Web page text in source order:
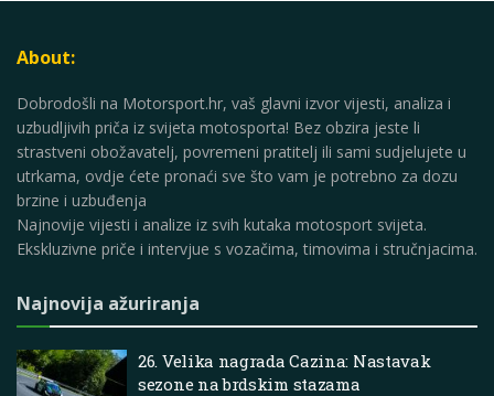
About:
Dobrodošli na Motorsport.hr, vaš glavni izvor vijesti, analiza i
uzbudljivih priča iz svijeta motosporta! Bez obzira jeste li
strastveni obožavatelj, povremeni pratitelj ili sami sudjelujete u
utrkama, ovdje ćete pronaći sve što vam je potrebno za dozu
brzine i uzbuđenja
Najnovije vijesti i analize iz svih kutaka motosport svijeta.
Ekskluzivne priče i intervjue s vozačima, timovima i stručnjacima.
Najnovija ažuriranja
26. Velika nagrada Cazina: Nastavak
sezone na brdskim stazama